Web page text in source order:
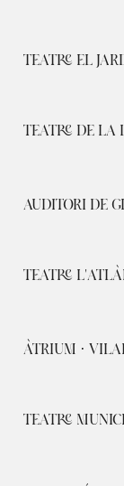
TEATRE EL
TEATRE DE LA
AUDITORI DE
TEATRE
ÀTRIUM ·
TEATRE